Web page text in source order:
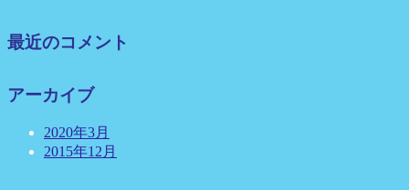
最近のコメント
アーカイブ
2020年3月
2015年12月